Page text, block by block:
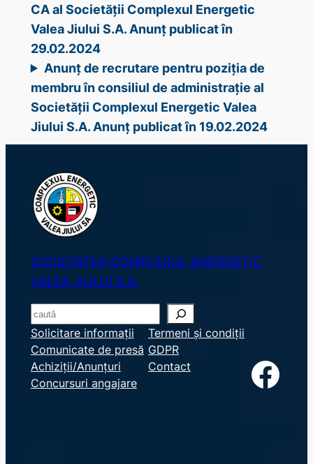
CA al Societății Complexul Energetic
Valea Jiului S.A. Anunț publicat în
29.02.2024
Anunț de recrutare pentru poziția de
membru în consiliul de administrație al
Societății Complexul Energetic Valea
Jiului S.A. Anunț publicat în 19.02.2024
SOCIETATEA COMPLEXUL ENERGETIC
VALEA JIULUI S.A.
S
e
a
r
c
Solicitare informații
Comunicate de presă
Achiziții/Anunțuri
Concursuri angajare
Termeni și condiții
GDPR
Contact
Facebook